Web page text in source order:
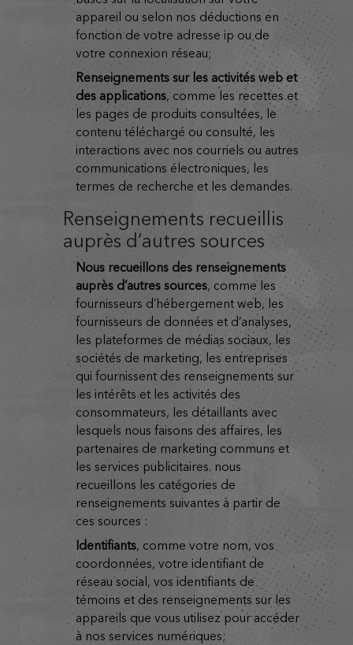
appareil ou selon nos déductions en
fonction de votre adresse ip ou de
votre connexion réseau;
renseignements sur les activités web et
des applications, comme les recettes et
les pages de produits consultées, le
contenu téléchargé ou consulté, les
interactions avec nos courriels ou autres
communications électroniques, les
termes de recherche et les demandes.
Renseignements recueillis
auprès d’autres sources
nous recueillons des renseignements
auprès d’autres sources, comme les
fournisseurs d’hébergement web, les
fournisseurs de données et d’analyses,
les plateformes de médias sociaux, les
sociétés de marketing, les entreprises
qui fournissent des renseignements sur
les intérêts et les activités des
consommateurs, les détaillants avec
lesquels nous faisons des affaires, les
partenaires de marketing communs et
les services publicitaires. nous
recueillons les catégories de
renseignements suivantes à partir de
ces sources :
identifiants, comme votre nom, vos
coordonnées, votre identifiant de
réseau social, vos identifiants de
témoins et des renseignements sur les
appareils que vous utilisez pour accéder
à nos services numériques;